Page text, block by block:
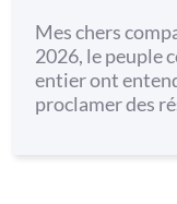
Mes chers
2026, le peuple
entier ont
proclamer des